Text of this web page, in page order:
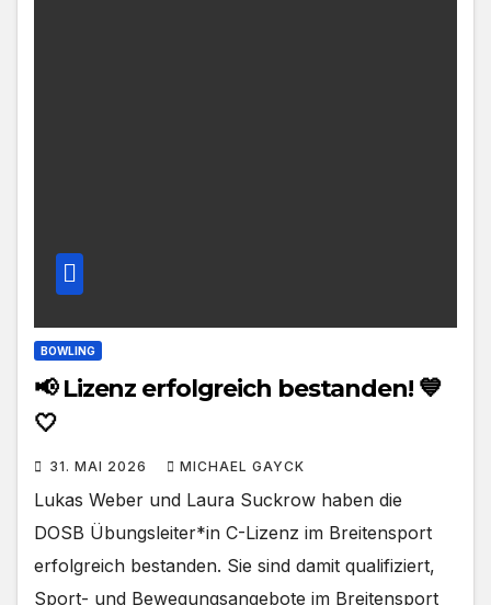
BOWLING
📢 Lizenz erfolgreich bestanden! 💙
🤍
31. MAI 2026 MICHAEL GAYCK
Lukas Weber und Laura Suckrow haben die
DOSB Übungsleiter*in C-Lizenz im Breitensport
erfolgreich bestanden. Sie sind damit qualifiziert,
Sport- und Bewegungsangebote im Breitensport